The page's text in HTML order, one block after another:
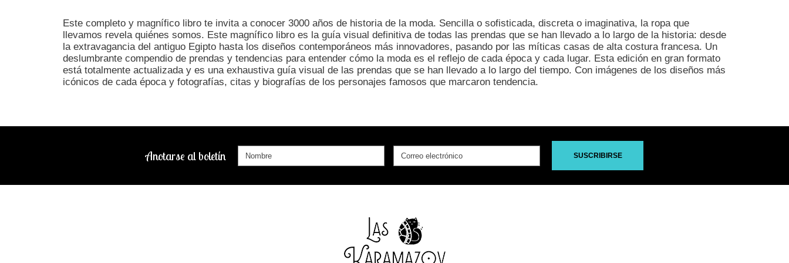
Este completo y magnífico libro te invita a conocer 3000 años de historia de la moda. Sencilla o sofisticada, discreta o imaginativa, la ropa que
llevamos revela quiénes somos. Este magnífico libro es la guía visual definitiva de todas las prendas que se han llevado a lo largo de la historia: desde
la extravagancia del antiguo Egipto hasta los diseños contemporáneos más innovadores, pasando por las míticas casas de alta costura francesa. Un
deslumbrante compendio de prendas y tendencias para entender cómo la moda es el reflejo de cada época y cada lugar. Esta edición en gran formato
está totalmente actualizada y es una exhaustiva guía visual de las prendas que se han llevado a lo largo del tiempo. Con imágenes de los diseños más
icónicos de cada época y fotografías, citas y biografías de los personajes famosos que marcaron tendencia.
Anotarse al boletín SUSCRIBIRSE